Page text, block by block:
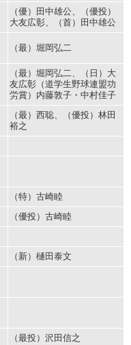
（優）田中雄公、（優投）
大友広彰、（首）田中雄公
（最）堀岡弘二
（最）堀岡弘二、（日）大
友広彰（道学生野球連盟功
労賞）内藤敦子・中村佳子
（最）西聡、（優投）林田
裕之
（特）古崎睦
（優投）古崎睦
（新）樋田泰文
（最投）沢田信之